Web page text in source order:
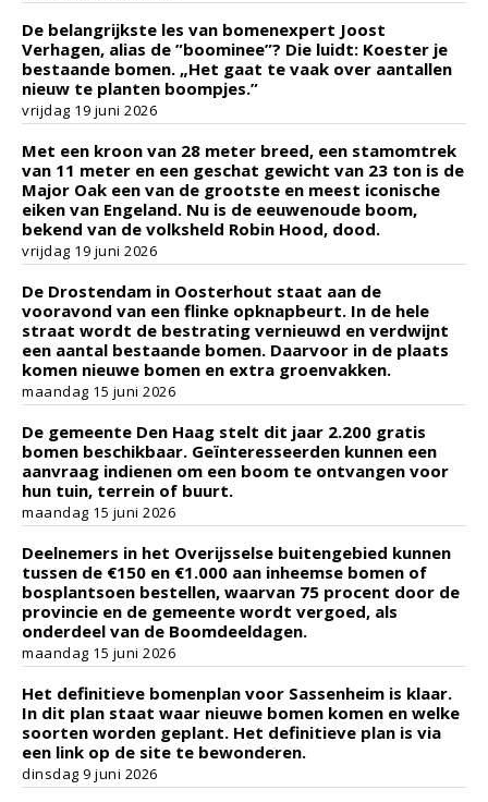
De belangrijkste les van bomenexpert Joost
Verhagen, alias de ”boominee”? Die luidt: Koester je
bestaande bomen. „Het gaat te vaak over aantallen
nieuw te planten boompjes.”
vrijdag 19 juni 2026
Met een kroon van 28 meter breed, een stamomtrek
van 11 meter en een geschat gewicht van 23 ton is de
Major Oak een van de grootste en meest iconische
eiken van Engeland. Nu is de eeuwenoude boom,
bekend van de volksheld Robin Hood, dood.
vrijdag 19 juni 2026
De Drostendam in Oosterhout staat aan de
vooravond van een flinke opknapbeurt. In de hele
straat wordt de bestrating vernieuwd en verdwijnt
een aantal bestaande bomen. Daarvoor in de plaats
komen nieuwe bomen en extra groenvakken.
maandag 15 juni 2026
De gemeente Den Haag stelt dit jaar 2.200 gratis
bomen beschikbaar. Geïnteresseerden kunnen een
aanvraag indienen om een boom te ontvangen voor
hun tuin, terrein of buurt.
maandag 15 juni 2026
Deelnemers in het Overijsselse buitengebied kunnen
tussen de €150 en €1.000 aan inheemse bomen of
bosplantsoen bestellen, waarvan 75 procent door de
provincie en de gemeente wordt vergoed, als
onderdeel van de Boomdeeldagen.
maandag 15 juni 2026
Het definitieve bomenplan voor Sassenheim is klaar.
In dit plan staat waar nieuwe bomen komen en welke
soorten worden geplant. Het definitieve plan is via
een link op de site te bewonderen.
dinsdag 9 juni 2026